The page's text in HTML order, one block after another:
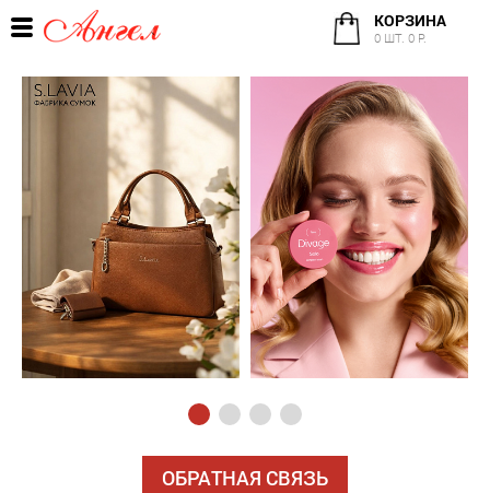
КОРЗИНА
0 ШТ. 0 Р.
ОБРАТНАЯ СВЯЗЬ